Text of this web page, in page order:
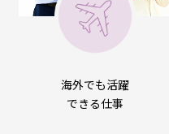
海外でも活躍
できる仕事